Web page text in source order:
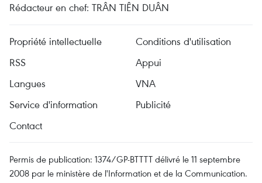
Rédacteur en chef: TRÂN TIÊN DUÂN
Propriété intellectuelle
Conditions d'utilisation
RSS
Appui
Langues
VNA
Service d'information
Publicité
Contact
Permis de publication: 1374/GP-BTTTT délivré le 11 septembre
2008 par le ministère de l'Information et de la Communication.